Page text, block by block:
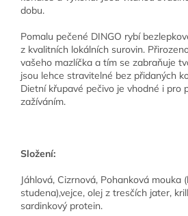
dobu.
Pomalu pečené DINGO rybí
z kvalitních lokálních surovin.
vašeho mazlíčka a tím se zabraňuje
jsou lehce stravitelné bez přidaných
Dietní křupavé pečivo je vhodné i pro
zažíváním.
Složení:
Jáhlová, Cizrnová, Pohanková mouka
studena),vejce, olej z tresčích jater,
sardinkový protein.